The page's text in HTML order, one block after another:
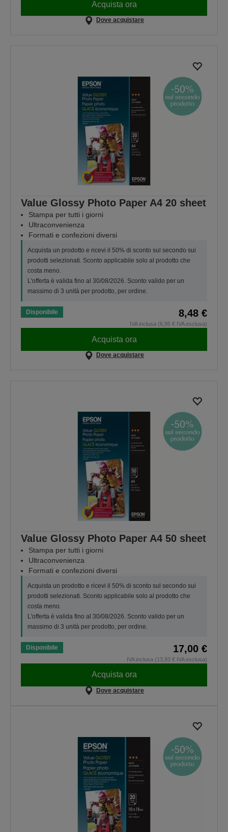
Acquista ora
Dove acquistare
Value Glossy Photo Paper A4 20 sheet
Stampa per tutti i giorni
Ultraconvenienza
Formati e confezioni diversi
Acquista un prodotto e ricevi il 50% di sconto sul secondo sui
prodotti selezionati. Sconto applicabile solo al prodotto che
costa meno.
L'offerta è valida fino al 30/08/2026. Sconto valido per un
massimo di 3 unità per prodotto, per ordine.
Disponibile 8,48 €
IVA inclusa (6,95 € IVA esclusa)
Acquista ora
Dove acquistare
Value Glossy Photo Paper A4 50 sheet
Stampa per tutti i giorni
Ultraconvenienza
Formati e confezioni diversi
Acquista un prodotto e ricevi il 50% di sconto sul secondo sui
prodotti selezionati. Sconto applicabile solo al prodotto che
costa meno.
L'offerta è valida fino al 30/08/2026. Sconto valido per un
massimo di 3 unità per prodotto, per ordine.
Disponibile 17,00 €
IVA inclusa (13,93 € IVA esclusa)
Acquista ora
Dove acquistare